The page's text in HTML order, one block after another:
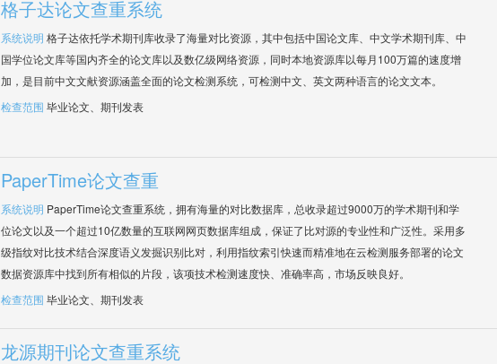
格子达论文查重系统
系统说明 格子达依托学术期刊库收录了海量对比资源，其中包括中国论文库、中文学术期刊库、中
国学位论文库等国内齐全的论文库以及数亿级网络资源，同时本地资源库以每月100万篇的速度增
加，是目前中文文献资源涵盖全面的论文检测系统，可检测中文、英文两种语言的论文文本。
检查范围 毕业论文、期刊发表
PaperTime论文查重
系统说明 PaperTime论文查重系统，拥有海量的对比数据库，总收录超过9000万的学术期刊和学
位论文以及一个超过10亿数量的互联网网页数据库组成，保证了比对源的专业性和广泛性。采用多
级指纹对比技术结合深度语义发掘识别比对，利用指纹索引快速而精准地在云检测服务部署的论文
数据资源库中找到所有相似的片段，该项技术检测速度快、准确率高，市场反映良好。
检查范围 毕业论文、期刊发表
龙源期刊论文查重系统